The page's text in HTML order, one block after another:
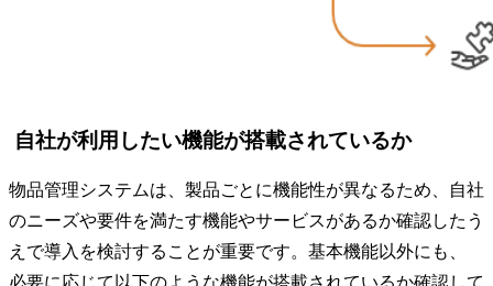
自社が利用したい機能が搭載されているか
物品管理システムは、製品ごとに機能性が異なるため、自社
のニーズや要件を満たす機能やサービスがあるか確認したう
えで導入を検討することが重要です。基本機能以外にも、